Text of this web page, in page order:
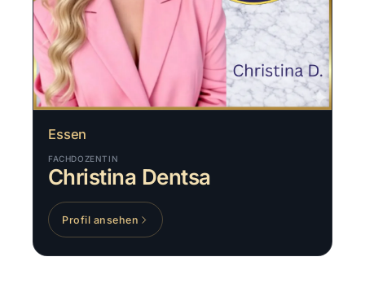
Essen
FACHDOZENTIN
Christina Dentsa
Profil ansehen